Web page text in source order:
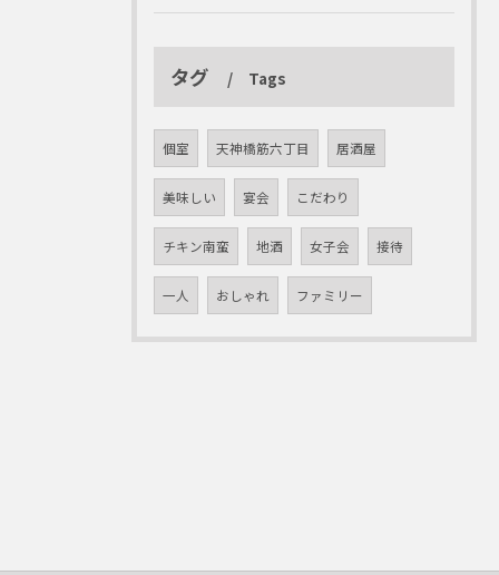
タグ Tags
個室 天神橋筋六丁目 居酒屋
美味しい 宴会 こだわり
チキン南蛮 地酒 女子会 接待
一人 おしゃれ ファミリー